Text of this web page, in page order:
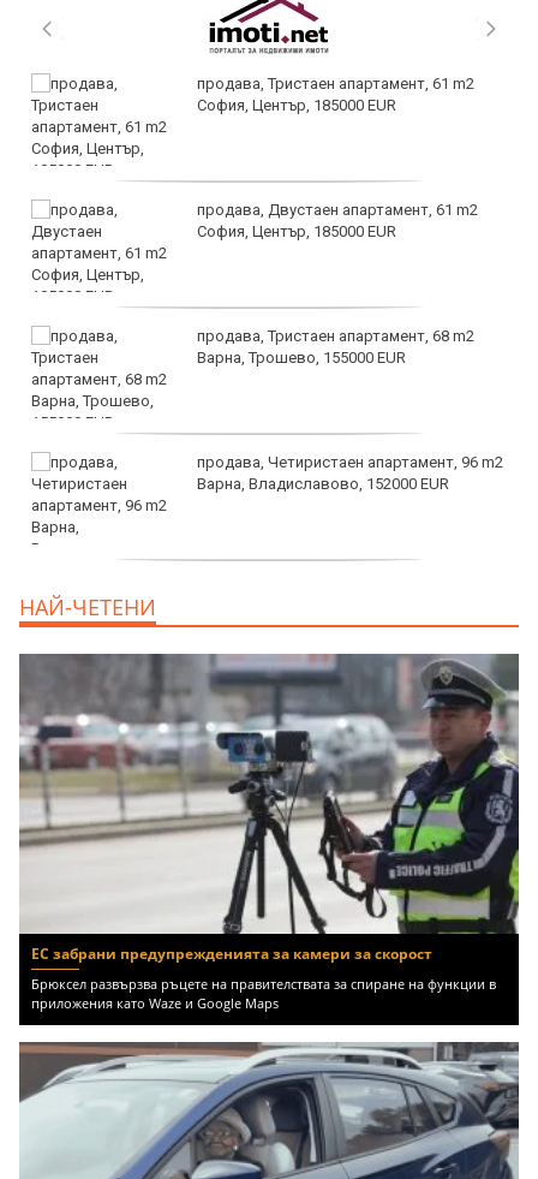
продава, Тристаен апартамент, 61 m2
София, Център, 185000 EUR
продава, Двустаен апартамент, 61 m2
София, Център, 185000 EUR
продава, Тристаен апартамент, 68 m2
Варна, Трошево, 155000 EUR
продава, Четиристаен апартамент, 96 m2
Варна, Владиславово, 152000 EUR
НАЙ-ЧЕТЕНИ
ЕС забрани предупрежденията за камери за скорост
Брюксел развързва ръцете на правителствата за спиране на функции в
приложения като Waze и Google Maps